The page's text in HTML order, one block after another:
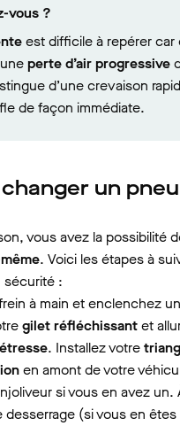
vous ?
est difficile à repérer car
perte d’air progressive
d’une crevaison
de façon immédiate.
un pneu
vous avez la possibilité
. Voici les étapes à
sécurité :
à main et enclenchez
gilet réfléchissantet
. Installez votre
en amont de votre
si vous en avez un.
desserrage (si vous en